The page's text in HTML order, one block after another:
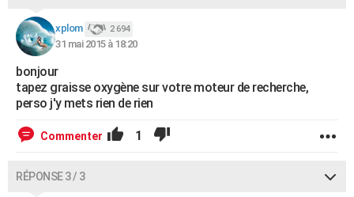
xplom 2 694
31 mai 2015 à 18:20
bonjour
tapez graisse oxygène sur votre moteur de recherche,
perso j'y mets rien de rien
Commenter 1
RÉPONSE 3 / 3